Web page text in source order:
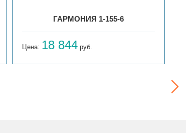
ГАРМОНИЯ 1-155-6
Цена: 18 844 руб.